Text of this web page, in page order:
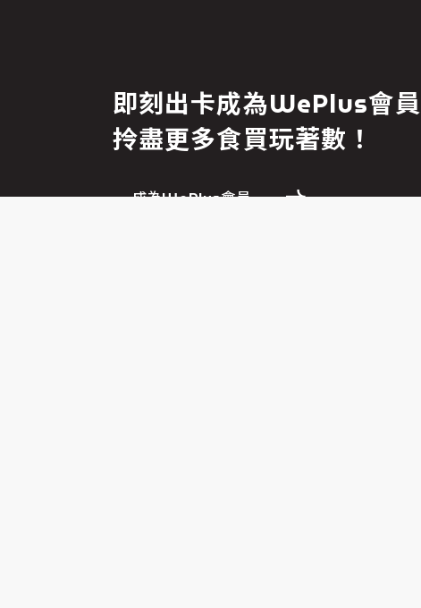
即刻出卡成為WePlus會員
拎盡更多食買玩著數！
成為WePlus會員
繼續前往